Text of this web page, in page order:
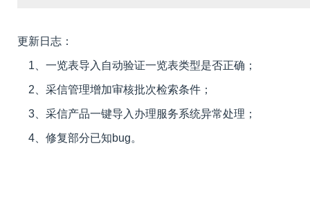
更新日志：
1、一览表导入自动验证一览表类型是否正确；
2、采信管理增加审核批次检索条件；
3、采信产品一键导入办理服务系统异常处理；
4、修复部分已知bug。